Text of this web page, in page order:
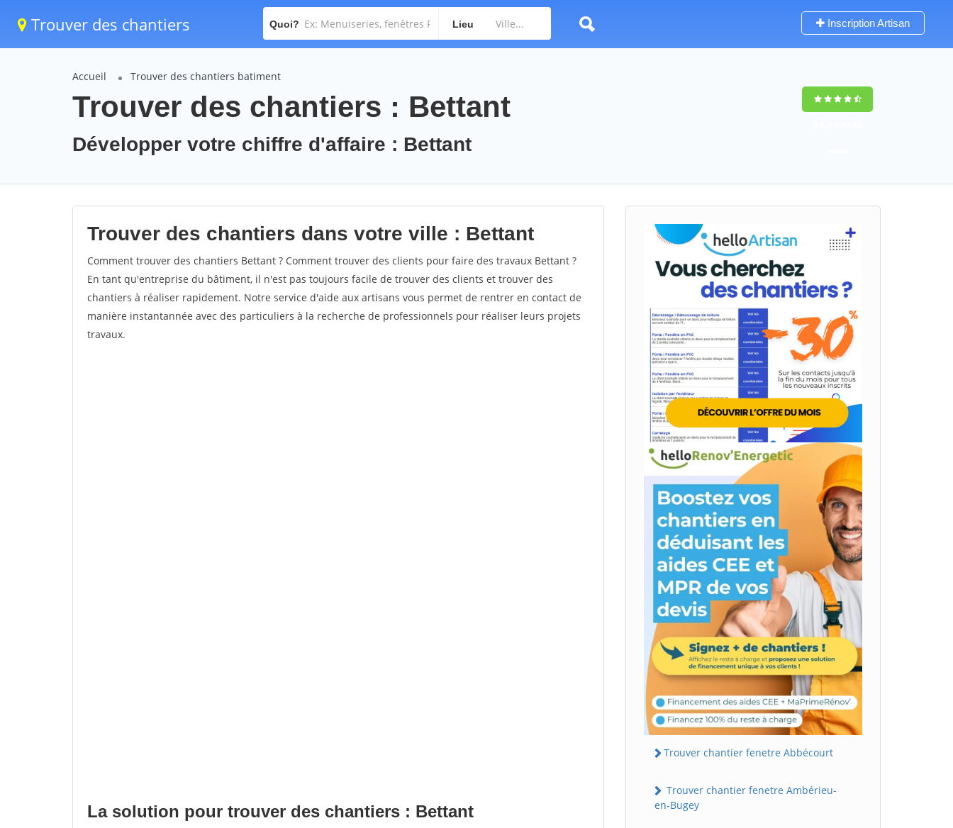
Trouver des chantiers Quoi? Lieu Inscription Artisan
Accueil Trouver des chantiers batiment
Trouver des chantiers : Bettant
Développer votre chiffre d'affaire : Bettant
Trouver des chantiers dans votre ville : Bettant
Comment trouver des chantiers Bettant ? Comment trouver des clients pour faire des travaux Bettant ?
En tant qu'entreprise du bâtiment, il n'est pas toujours facile de trouver des clients et trouver des
chantiers à réaliser rapidement. Notre service d'aide aux artisans vous permet de rentrer en contact de
manière instantannée avec des particuliers à la recherche de professionnels pour réaliser leurs projets
travaux.
La solution pour trouver des chantiers : Bettant
Trouver chantier fenetre Abbécourt
Trouver chantier fenetre Ambérieu-
en-Bugey